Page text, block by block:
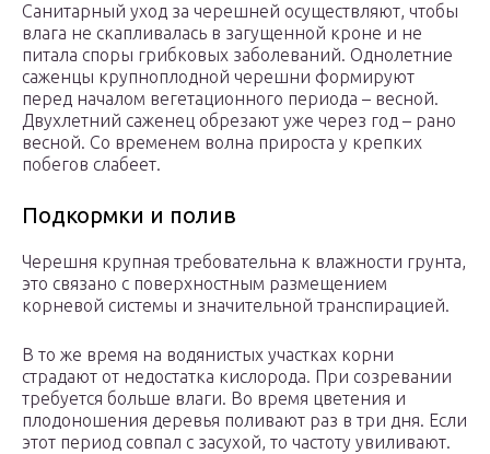
Санитарный уход за черешней осуществляют, чтобы
влага не скапливалась в загущенной кроне и не
питала споры грибковых заболеваний. Однолетние
саженцы крупноплодной черешни формируют
перед началом вегетационного периода – весной.
Двухлетний саженец обрезают уже через год – рано
весной. Со временем волна прироста у крепких
побегов слабеет.
Подкормки и полив
Черешня крупная требовательна к влажности грунта,
это связано с поверхностным размещением
корневой системы и значительной транспирацией.
В то же время на водянистых участках корни
страдают от недостатка кислорода. При созревании
требуется больше влаги. Во время цветения и
плодоношения деревья поливают раз в три дня. Если
этот период совпал с засухой, то частоту увиливают.